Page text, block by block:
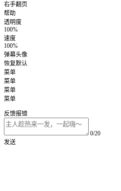
右手翻页
帮助
透明度
100%
速度
100%
弹幕头像
恢复默认
菜单
菜单
菜单
菜单
反馈报错
0/20
发送